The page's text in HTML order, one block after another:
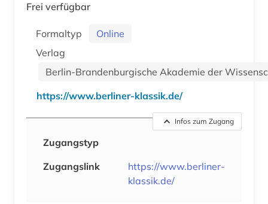
Frei verfügbar
Formaltyp
Online
Verlag
Berlin-Brandenburgische Akademie der
https://www.berliner-klassik.de/
Infos zum Zugang
Zugangstyp
Zugangslink
https://www.berliner-
klassik.de/